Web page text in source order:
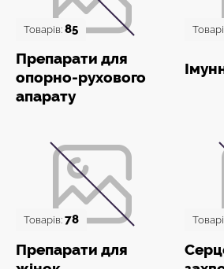
Товарів: 85
Препарати для
опорно-рухового
апарату
Товарів: 78
Препарати для